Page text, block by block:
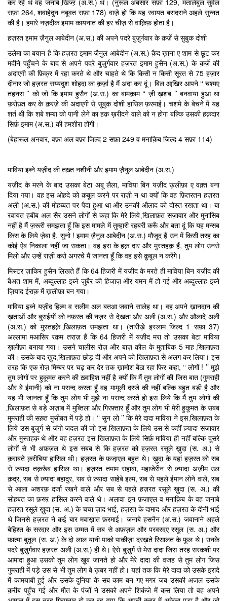
कर रहे थे वह जनाबे खि़ज्ऱ (अ.स.) थे। (नुरूल अबसार सफ़ा 129, मतालेबुल सुवेल
सफ़ा 264, शवाहेदुन नबूवत सफ़ा 178) वाज़े हो कि यह रवायत बरादराने अहले सुन्नत
की है। हमारे नज़दीक इमाम कायनात की हर चीज़ से वाक़िफ़ होता है।
हज़रत इमाम ज़ैनुल आबेदीन (अ.स.) की अपने पदरे बुज़ुर्गवार के क़र्ज़े से सुबुक दोशी
उलेमा का बयान है कि हज़रत इमाम ज़ैनुल आबेदीन (अ.स.) क़ैद ख़ाना ए शाम से छूट कर
मदीने पहुँचने के बाद से अपने पदरे बुज़ुर्गवार हज़रत इमाम हुसैन (अ.स.) के क़र्ज़े की
अदाएगी की फ़िक्र में रहा करते थे और चाहते थे कि किसी न किसी सूरत से 75 हज़ार
दीनार जो हज़रत सय्यदुश शोहदा का क़र्ज़ा है मैं अदा कर दूं। बिल आखि़र आपने ‘‘ चश्मए
तहनस ’’ को जो कि इमाम हुसैन (अ.स.) का बामक़ाम ‘‘ ज़ी ख़शब ’’ बनवाया हुआ था
फ़रोख़्त कर के क़रज़े की अदाएगी से सुबुक दोशी हासिल फ़रमाई। चशमे के बेचने में यह
शर्त थी कि शबे शम्बा को पानी लेने का हक़ ख़रीदने वाले को न होगा बल्कि उसकी हक़दार
सिर्फ़ इमाम (अ.स.) की हमशीरा होंगी।
(बेहारूल अनवार, वफ़ा अल वफ़ा जिल्द 2 सफ़ा 249 व मनाक़िब जिल्द 4 सफ़ा 114)
माविया इब्ने यज़ीद की तख़्त नशीनी और इमाम ज़ैनुल आबेदीन (अ.स.)
यज़ीद के मरने के बाद उसका बेटा अबू लैला, माविया बिन यज़ीद ख़लीफ़ा ए वक़्त बना
दिया गया। वह इस ओहदे को क़बूल करने पर राज़ी न था क्यों कि वह फ़ितरतन हज़रत
अली (अ.स.) की मोहब्बत पर पैदा हुआ था और उनकी औलाद को दोस्त रखता था। बा
रवायत हबीब अल सैर उसने लोगों से कहा कि मेरे लिये खि़लाफ़त सज़ावार और मुनासिब
नहीं है मैं ज़रूरी समझता हूँ कि इस मामले में तुम्हारी रहबरी करूँ और बता दूं कि यह मन्सब
किस के लिये ज़ेबा है, सुनो ! इमाम ज़ैनुल आबेदीन (अ.स.) मौजूद हैं उन में किसी तरह का
कोई ऐब निकाला नहीं जा सकता। वह इस के हक़ दार और मुस्तहक़ हैं, तुम लोग उनसे
मिलो और उन्हें राज़ी करो अगरचे मैं जानता हूँ कि वह इसे क़ुबूल न करेंगे।
मिस्टर ज़ाकिर हुसैन लिखते हैं कि 64 हिजरी में यज़ीद के मरते ही माविया बिन यज़ीद की
बैअत शाम में, अब्दुल्लाह इब्ने ज़ुबैर की हिजाज़ और यमन में हो गई और अब्दुल्लाह इब्ने
ज़ियाद ईराक़ में ख़लीफ़ा बन गया।
माविया इब्ने यज़ीद हिल्म व सलीम अल बतआ जवाने सालेह था। वह अपने ख़ानदान की
ख़ताओं और बुराईयों को नफ़रत की नज़र से देखता और अली (अ.स.) और औलादे अली
(अ.स.) को मुस्तहक़े खि़लाफ़त समझता था। (तारीख़े इस्लाम जिल्द 1 सफ़ा 37)
अल्लामा मआसिर रक़म तराज़ हैं कि 64 हिजरी में यज़ीद मरा तो उसका बेटा माविया
ख़लीफ़ा बनाया गया। उसने चालीस रोज़ और बाज़ क़ौल के मुताबिक़ 5 माह खि़लाफ़त
की। उसके बाद ख़ुद खि़लाफ़त छोड़ दी और अपने को खि़लाफ़त से अलग कर लिया। इस
तरह कि एक रोज़ मिम्बर पर चढ़ कर देर तक ख़ामोश बैठा रहा फिर कहा, ‘‘ लोगों ! ’’ मुझे
तुम लोगों पर हुकूमत करने की ख़्वाहिश नहीं है क्यों कि मैं तुम लोगों की जिस बात (गुमराही
और बे ईमानी) को ना पसन्द करता हूँ वह मामूली दरजे की नहीं बल्कि बहुत बड़ी है और
यह भी जानता हूँ कि तुम लोग भी मुझे ना पसन्द करते हो इस लिये कि मैं तुम लोगों की
खि़लाफ़त से बड़े अज़ाब में मुब्तिला और गिरफ़्तार हूँ और तुम लोग भी मेरी हुकूमत के सबब
मुमराही की सख़्त मुसीबत में पड़े हो। ‘‘ सुन लो ’’ कि मेरे दादा माविया ने इस खि़लाफ़त के
लिये उस बुज़ुर्ग से जंगो जदल की जो इस खि़लाफ़त के लिये उस से कहीं ज़्यादा सज़ावार
और मुस्तहक़ थे और वह हज़रत इस खि़लाफ़त के लिये सिर्फ़ माविया ही नहीं बल्कि दूसरे
लोगों से भी अफ़ज़ल थे इस सबब से कि हज़रत को हज़रत रसूले ख़ुदा (स. अ.) से
क़राबते क़रीबिया हासिल थी। हज़रत के फ़जा़एल बहुत थे। ख़ुदा के यहां हज़रत को सब
से ज़्यादा तक़र्रूब हासिल था। हज़रत तमाम सहाबा, महाजेरीन से ज़्यादा अज़ीम उल
क़द्र, सब से ज़्यादा बहादुर, सब से ज़्यादा साहेबे इल्म, सब से पहले ईमान लोने वाले, सब
से आला अशरफ़ दर्जा रखने वाले और सब से पहले हज़रत रसूले ख़ुदा (स. अ.) की
सोहबत का फ़ख्ऱ हासिल करने वाले थे। अलावा इन फ़ज़ाएल व मनाक़िब के वह जनाबे
हज़रत रसूले ख़ुदा (स. अ.) के चचा ज़ाद भाई, हज़रत के दामाद और हज़रत के दीनी भाई
थे जिनसे हज़रत ने कई बार मवाख़ात फ़रमाई। जनाबे हसनैन (अ.स.) जवानाने अहले
बेहिश्त के सरदार और इस उम्मत में सब से अफ़ज़ल और परवरदए रसूल (स. अ.) और
फ़ात्मा बुतूल (स. अ.) के दो लाल यानी पाको पाकीज़ा दरख़ते रिसालत के फूल थे। उनके
पदरे बुज़ुर्गवार हज़रत अली (अ.स.) ही थे। ऐसे बुज़ुर्ग से मेरा दादा जिस तरह सरकशी पर
आमादा हुआ उसको तुम लोग ख़ूब जानते हो और मेरे दादा की वजह से तुम लोग जिस
गुमराही में पड़े उस से भी तुम लोग बे ख़बर नहीं हो। यहां तक कि मेरे दादा को उसके इरादे
में कामयाबी हुई और उसके दुनिया के सब काम बन गए मगर जब उसकी अजल उसके
क़रीब पहुँच गई और मौत के पंजों ने उसको अपने शिकंजे में कस लिया तो वह अपने